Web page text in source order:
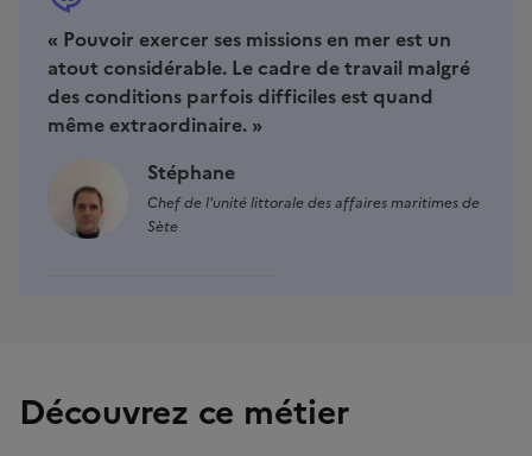
« Pouvoir exercer ses missions en mer est un
atout considérable. Le cadre de travail malgré
des conditions parfois difficiles est quand
même extraordinaire. »
Stéphane
Chef de l'unité littorale des affaires maritimes de
Sète
Découvrez ce métier